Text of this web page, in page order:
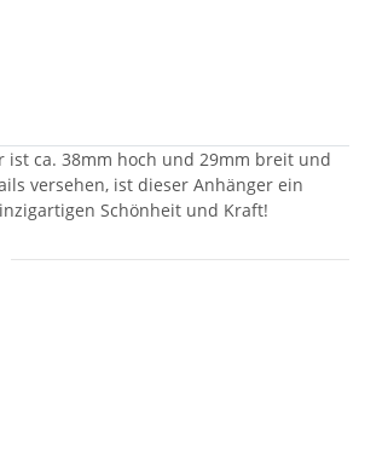
ist ca. 38mm hoch und 29mm breit und
versehen, ist dieser Anhänger ein
Schönheit und Kraft!